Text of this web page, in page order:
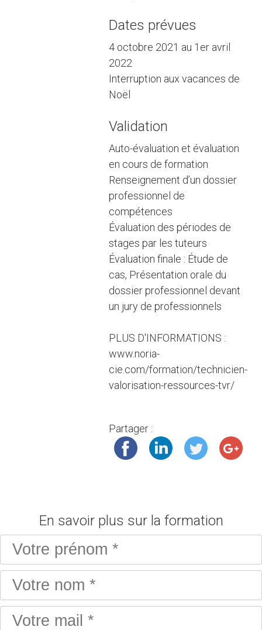
Dates prévues
4 octobre 2021 au 1er avril
2022
Interruption aux vacances de
Noël
Validation
Auto-évaluation et évaluation
en cours de formation
Renseignement d’un dossier
professionnel de
compétences
Évaluation des périodes de
stages par les tuteurs
Évaluation finale : Étude de
cas, Présentation orale du
dossier professionnel devant
un jury de professionnels
PLUS D'INFORMATIONS :
www.noria-
cie.com/formation/technicien-
valorisation-ressources-tvr/
Partager :
En savoir plus sur la formation